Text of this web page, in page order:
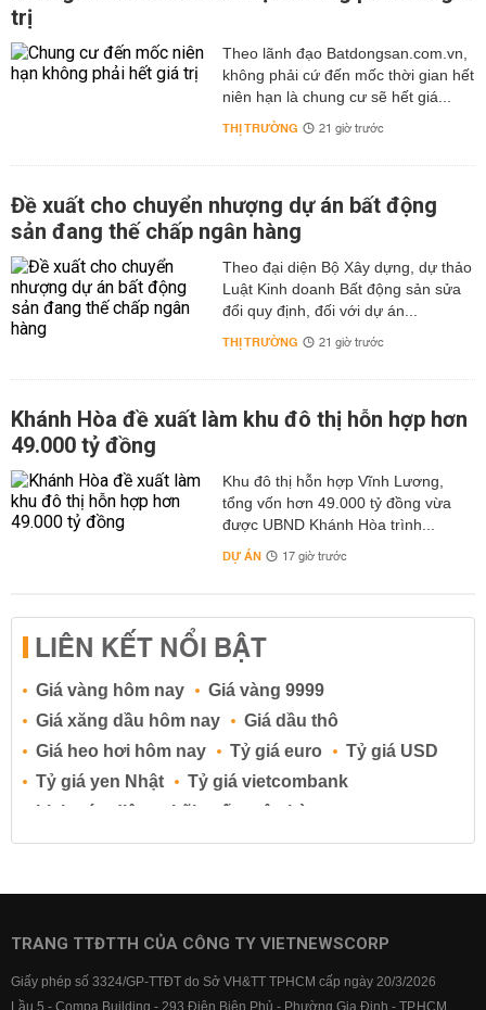
trị
Theo lãnh đạo Batdongsan.com.vn,
không phải cứ đến mốc thời gian hết
niên hạn là chung cư sẽ hết giá...
THỊ TRƯỜNG 21 giờ trước
Đề xuất cho chuyển nhượng dự án bất động
sản đang thế chấp ngân hàng
Theo đại diện Bộ Xây dựng, dự thảo
Luật Kinh doanh Bất động sản sửa
đổi quy định, đối với dự án...
THỊ TRƯỜNG 21 giờ trước
Khánh Hòa đề xuất làm khu đô thị hỗn hợp hơn
49.000 tỷ đồng
Khu đô thị hỗn hợp Vĩnh Lương,
tổng vốn hơn 49.000 tỷ đồng vừa
được UBND Khánh Hòa trình...
DỰ ÁN 17 giờ trước
LIÊN KẾT NỔI BẬT
Giá vàng hôm nay
Giá vàng 9999
Giá xăng dầu hôm nay
Giá dầu thô
Giá heo hơi hôm nay
Tỷ giá euro
Tỷ giá USD
Tỷ giá yen Nhật
Tỷ giá vietcombank
Lịch cúp điện
Lãi suất ngân hàng
Lãi suất tiết kiệm
Lãi suất tiền gửi
Lãi suất ngân hàng BIDV
Lãi suất ngân hàng Vietcombank
TRANG TTĐTTH CỦA CÔNG TY VIETNEWSCORP
Giấy phép số 3324/GP-TTĐT do Sở VH&TT TPHCM cấp ngày 20/3/2026